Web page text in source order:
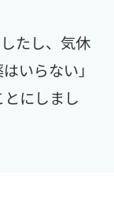
たし、気休
いらない」
にしまし